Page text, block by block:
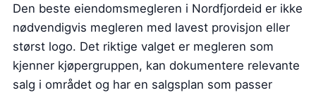
Den beste eiendomsmegleren i Nordfjordeid er ikke
nødvendigvis megleren med lavest provisjon eller
størst logo. Det riktige valget er megleren som
kjenner kjøpergruppen, kan dokumentere relevante
salg i området og har en salgsplan som passer